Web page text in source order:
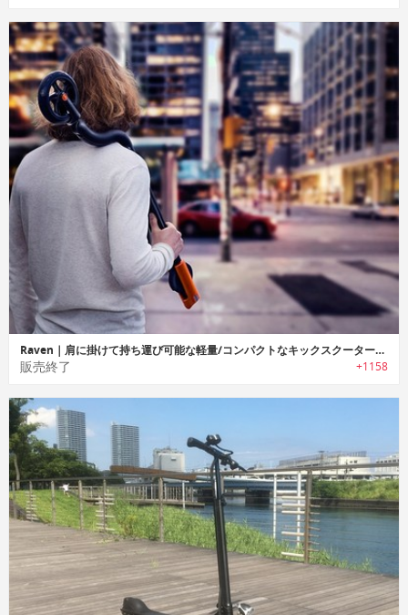
Raven｜肩に掛けて持ち運び可能な軽量/コンパクトなキックスクーター「レイブン」
販売終了 +1158